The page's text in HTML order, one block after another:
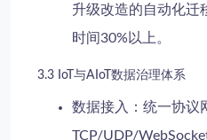
升级改造的自动化迁
时间30%以上。
3.3 IoT与AIoT数据治理体系
数据接入
：统一协议
TCP/UDP/